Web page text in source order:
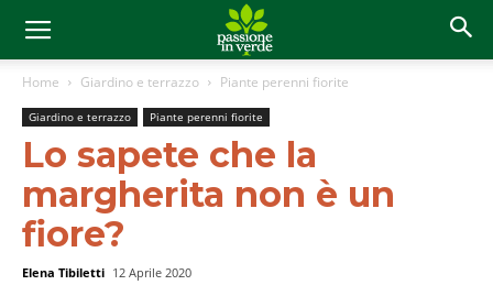
Home Giardino e terrazzo Piante perenni fiorite
Giardino e terrazzo Piante perenni fiorite
Lo sapete che la
margherita non è un
fiore?
Elena Tibiletti 12 Aprile 2020